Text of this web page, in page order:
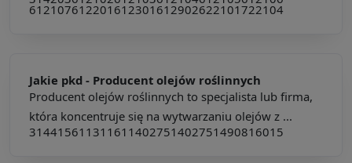
612107612201 612301 612902622101722104
Jakie pkd - Producent olejów roślinnych
Producent olejów roślinnych to specjalista lub firma,
która koncentruje się na wytwarzaniu olejów z ...
314415611311 611402751402751490816015